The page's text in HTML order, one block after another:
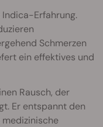
Indica-Erfahrung.
Schmerzen
ein effektives und
Rausch, der
Er entspannt den
medizinische